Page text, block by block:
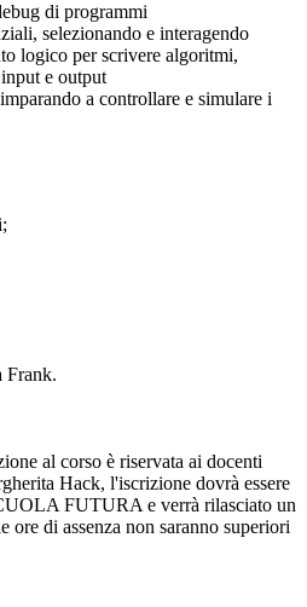
di programmi
selezionando e interagendo
logico per scrivere algoritmi,
e output
a controllare e simulare i
Frank.
al corso è riservata ai docenti
Hack, l'iscrizione dovrà essere
FUTURA e verrà rilasciato un
ore di assenza non saranno superiori